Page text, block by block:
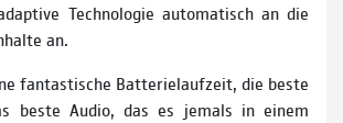
Technologie automatisch an die
an.
fantastische Batterielaufzeit, die beste
beste Audio, das es jemals in einem